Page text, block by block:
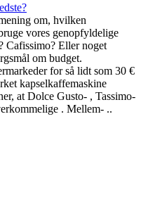
om, hvilken
vores genopfyldelige
Cafissimo? Eller noget
om budget.
for så lidt som 30 €
kapselkaffemaskine
at Dolce Gusto- , Tassimo-
. Mellem- ..